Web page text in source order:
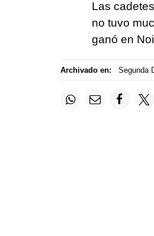
Las
no tuvo
ganó en
Archivado en: Segunda